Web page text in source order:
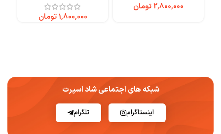
تومان
تومان
شبکه های اجتماعی شاد اسپرت
اینستاگرام تلگرام